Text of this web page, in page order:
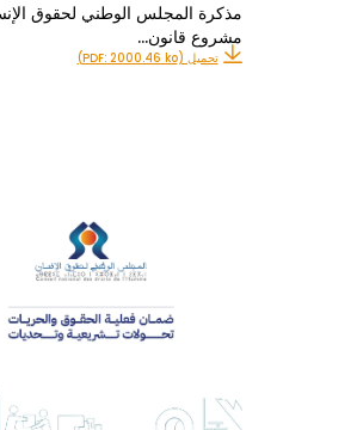
مذكرة المجلس الوطني لحقوق
مشروع قانون…
تحميل (PDF: 2000.46 ko)